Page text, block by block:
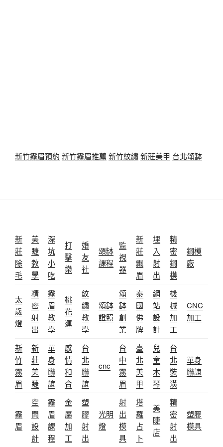
新竹霧眉預約 新竹霧眉推薦 新竹紋繡新莊美甲 台北頌缽
新
莊
除
毛
美
睫
教
學
深
坑
小
吃
打
擊
樂
婚
友
社
頌缽
課程
監
視
器
新
莊
飄
眉
埋
入
射
出
精
密
鋼
模
鋼模
廠
太
歲
燈
精
密
射
出
霧
眉
教
學
桃
花
運
紋
繡
教
學
頌缽
證照
頌
缽
創
業
泰
國
佛
牌
網
站
設
計
機
械
加
工
CNC
加工
新
竹
霧
眉
新
莊
美
睫
單
身
聯
誼
感
情
和
合
台
北
聯
誼
cnc
台
中
霧
眉
臺
北
美
甲
兒
童
木
琴
台
北
裝
潢
單身
聯誼
霧
眉
空
間
設
計
霧
眉
課
程
金
屬
加
工
塑
膠
射
出
光明
燈
射
出
模
具
塔
羅
占
卜
美
睫
店
精
密
射
出
塑膠
模具